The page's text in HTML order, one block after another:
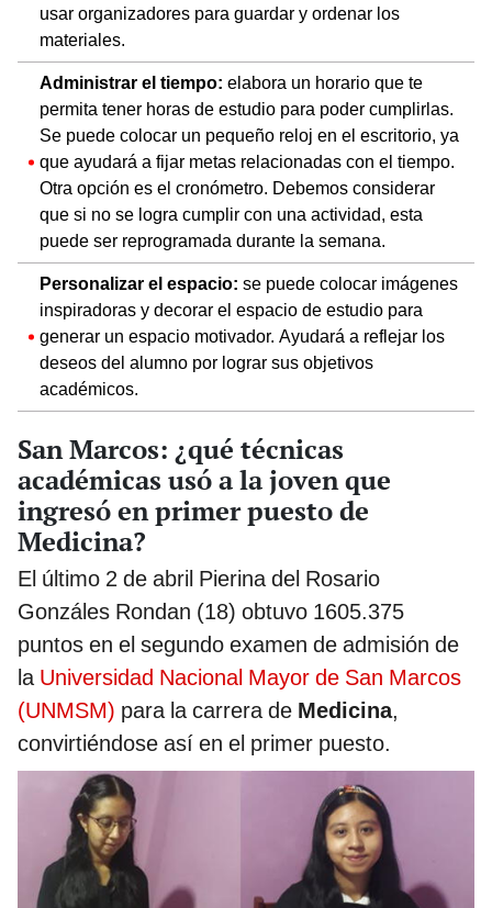
usar organizadores para guardar y ordenar los
materiales.
Administrar el tiempo: elabora un horario que te
permita tener horas de estudio para poder cumplirlas.
Se puede colocar un pequeño reloj en el escritorio, ya
que ayudará a fijar metas relacionadas con el tiempo.
Otra opción es el cronómetro. Debemos considerar
que si no se logra cumplir con una actividad, esta
puede ser reprogramada durante la semana.
Personalizar el espacio: se puede colocar imágenes
inspiradoras y decorar el espacio de estudio para
generar un espacio motivador. Ayudará a reflejar los
deseos del alumno por lograr sus objetivos
académicos.
San Marcos: ¿qué técnicas
académicas usó a la joven que
ingresó en primer puesto de
Medicina?
El último 2 de abril Pierina del Rosario
Gonzáles Rondan (18) obtuvo 1605.375
puntos en el segundo examen de admisión de
la Universidad Nacional Mayor de San Marcos
(UNMSM) para la carrera de Medicina,
convirtiéndose así en el primer puesto.